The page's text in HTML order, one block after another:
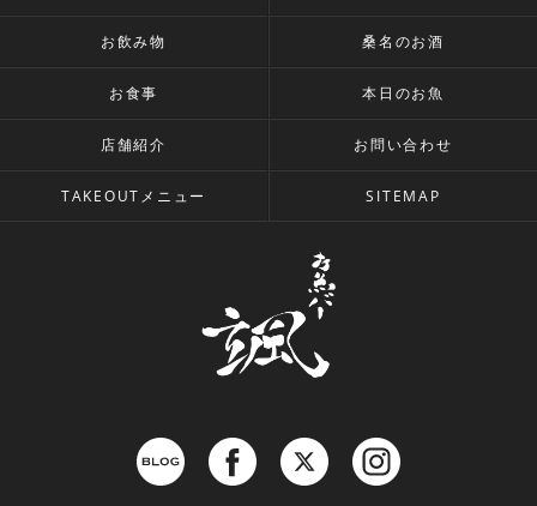
お飲み物 桑名のお酒
お食事 本日のお魚
店舗紹介 お問い合わせ
TAKEOUTメニュー SITEMAP